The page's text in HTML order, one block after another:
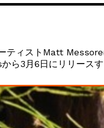
ティストMatt
3月6日にリリースす